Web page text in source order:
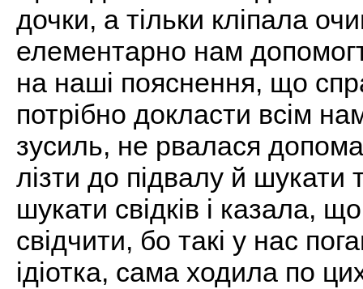
дочки, а тільки кліпала
елементарно нам
на наші пояснення, що
потрібно докласти всім
зусиль, не рвалася
лізти до підвалу й
шукати свідків і казала,
свідчити, бо такі у нас
ідіотка, сама ходила по